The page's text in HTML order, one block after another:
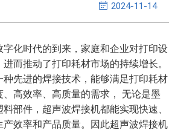
2024-11-14
化时代的到来，家庭和企业对打印设
而推动了打印耗材市场的持续增长。
种先进的焊接技术，能够满足打印耗材
高效率、高质量的需求， 无论是墨
部件，超声波焊接机都能实现快速、
效率和产品质量。因此超声波焊接机